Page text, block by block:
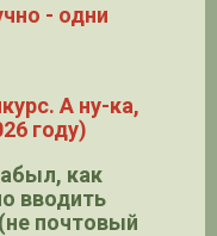
- одни
А ну-ка,
году)
как
вводить
почтовый